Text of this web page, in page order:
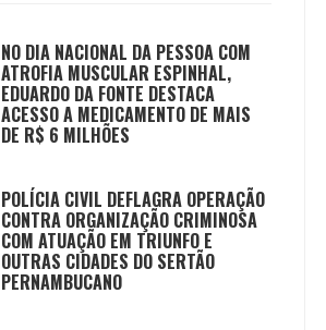
NO DIA NACIONAL DA PESSOA COM
ATROFIA MUSCULAR ESPINHAL,
EDUARDO DA FONTE DESTACA
ACESSO A MEDICAMENTO DE MAIS
DE R$ 6 MILHÕES
POLÍCIA CIVIL DEFLAGRA OPERAÇÃO
CONTRA ORGANIZAÇÃO CRIMINOSA
COM ATUAÇÃO EM TRIUNFO E
OUTRAS CIDADES DO SERTÃO
PERNAMBUCANO